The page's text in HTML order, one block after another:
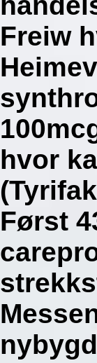
Freiw
hvor
Først